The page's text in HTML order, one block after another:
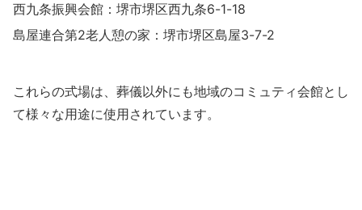
西九条振興会館：堺市堺区西九条6-1-18
島屋連合第2老人憩の家：堺市堺区島屋3-7-2
これらの式場は、葬儀以外にも地域のコミュティ会館とし
て様々な用途に使用されています。